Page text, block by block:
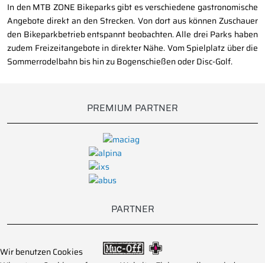
In den MTB ZONE Bikeparks gibt es verschiedene gastronomische
Angebote direkt an den Strecken. Von dort aus können Zuschauer
den Bikeparkbetrieb entspannt beobachten. Alle drei Parks haben
zudem Freizeitangebote in direkter Nähe. Vom Spielplatz über die
Sommerrodelbahn bis hin zu Bogenschießen oder Disc-Golf.
PREMIUM PARTNER
PARTNER
Wir benutzen Cookies